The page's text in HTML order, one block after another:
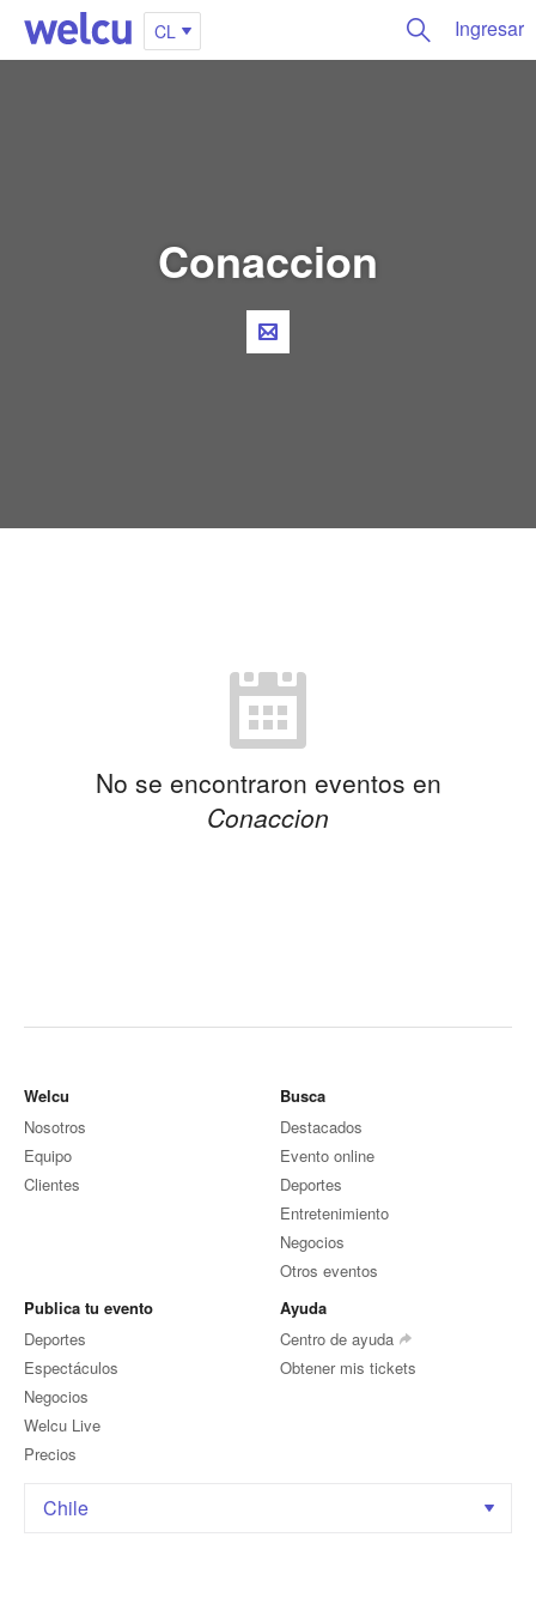
CL Ingresar
Conaccion
No se encontraron eventos en
Conaccion
Welcu
Nosotros
Equipo
Clientes
Busca
Destacados
Evento online
Deportes
Entretenimiento
Negocios
Otros eventos
Publica tu evento
Deportes
Espectáculos
Negocios
Welcu Live
Precios
Ayuda
Centro de ayuda
Obtener mis tickets
Chile